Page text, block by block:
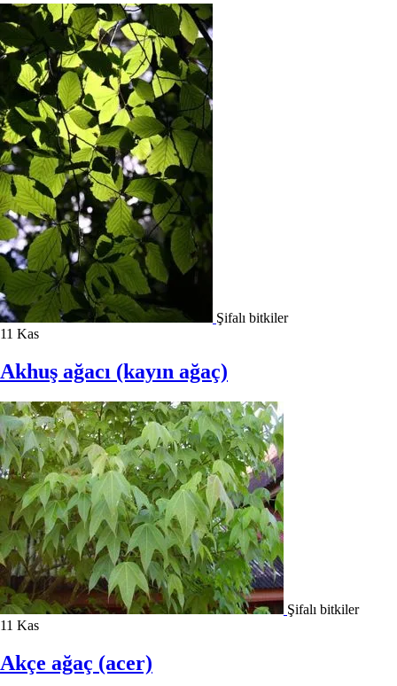
Şifalı bitkiler
11 Kas
Akhuş ağacı (kayın ağaç)
Şifalı bitkiler
11 Kas
Akçe ağaç (acer)